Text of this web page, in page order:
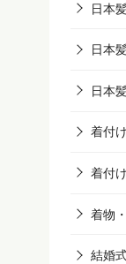
日本
日本
日本
着付け
着付
着物
結婚